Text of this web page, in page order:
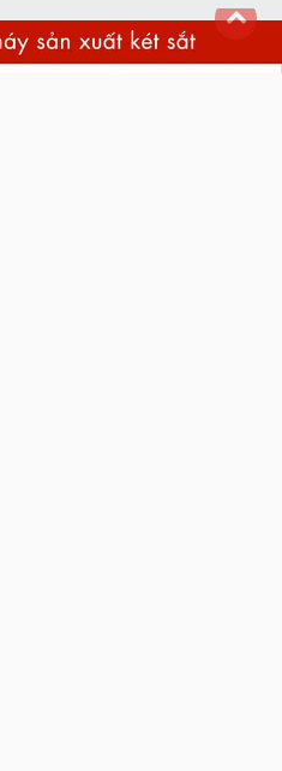
back